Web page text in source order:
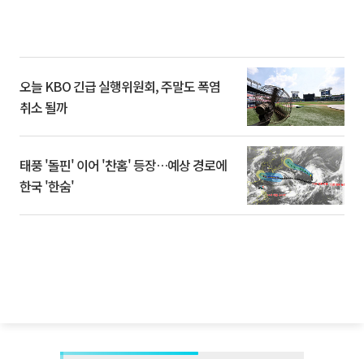
오늘 KBO 긴급 실행위원회, 주말도 폭염
취소 될까
태풍 '돌핀' 이어 '찬홈' 등장…예상 경로에
한국 '한숨'